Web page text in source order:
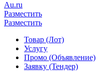
Au.ru
Разместить
Разместить
Товар (Лот)
Услугу
Промо (Объявление)
Заявку (Тендер)